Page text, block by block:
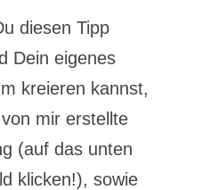
diesen Tipp
Dein eigenes
kreieren kannst,
mir erstellte
(auf das unten
klicken!), sowie